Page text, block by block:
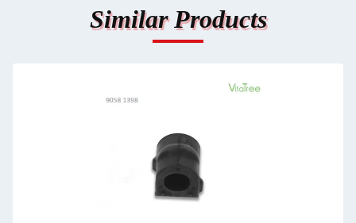
Similar Products